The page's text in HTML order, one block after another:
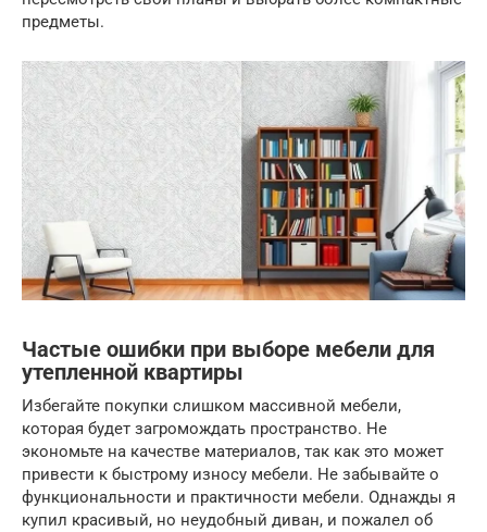
предметы.
Частые ошибки при выборе мебели для
утепленной квартиры
Избегайте покупки слишком массивной мебели,
которая будет загромождать пространство. Не
экономьте на качестве материалов, так как это может
привести к быстрому износу мебели. Не забывайте о
функциональности и практичности мебели. Однажды я
купил красивый, но неудобный диван, и пожалел об